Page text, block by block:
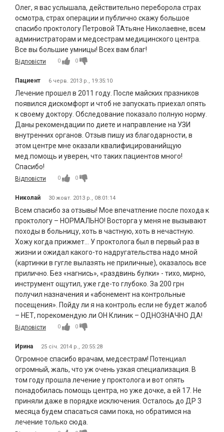
Олег, я вас услышала, действительно переборола страх
осмотра, страх операции и публично скажу большое
спасибо проктологу Петровой ТАтьяне Николаевне, всем
администраторам и медсестрам медицинского центра.
Все вы большие умницы! Всех вам благ!
Відповісти 0 0
Пациент 6 черв. 2013 р., 19:35:10
Лечение прошел в 2011 году. После майских празников
появился дискомфорт и чтоб не запускать приехал опять
к своему доктору. Обследование показало полную норму.
Даны рекомендации по диете и направление на УЗИ
внутренних органов. Отзыв пишу из благодарности, в
этом центре мне оказали квалифицированийщую
мед.помощь и уверен, что таких пациентов много!
Спасибо!
Відповісти 0 0
Николай 30 жовт. 2013 р., 08:01:14
Всем спасибо за отзывы! Мое впечатление после похода к
проктологу – НОРМАЛЬНО! Восторга у меня не вызывают
походы в больницу, хоть в частную, хоть в нечастную.
Хожу когда прижмет… У проктолога был в первый раз в
жизни и ожидал какого-то надругательства надо мной
(картинки в гугле вылазять не приличные), оказалось все
прилично. Без «нагнись», «раздвинь булки» - тихо, мирно,
инструмент ощутил, уже где-то глубоко. За 200 грн
получил назначения и «абонемент на контрольные
посещения». Пойду ли я на контроль если не будет жалоб
– НЕТ, порекомендую ли ОН Клиник – ОДНОЗНАЧНО ДА!
Відповісти 0 0
Ирина 25 січ. 2014 р., 20:55:28
Огромное спасибо врачам, медсестрам! Потенциал
огромный, жаль, что уж очень узкая специализация. В
том году прошла лечение у проктолога и вот опять
понадобилась помощь центра, но уже дочке, а ей 17. Не
приняли даже в порядке исключения. Осталось до ДР 3
месяца будем спасаться сами пока, но обратимся на
лечение только сюда.